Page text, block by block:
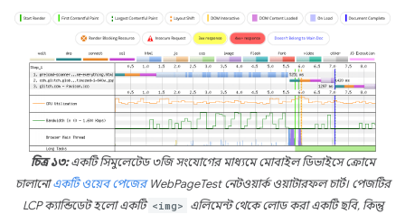
চিত্র ১৩:একটি সিমুলেটেড ৩জি সংযোগের মাধ্যমে মোবাইল ডিভাইসে ক্রোমে
চালানোএকটি ওয়েব পেজেরWebPageTest নেটওয়ার্ক ওয়াটারফল চার্ট। পেজটির
LCP ক্যান্ডিডেট হলো একটি <img> এলিমেন্ট থেকে লোড করা একটি ছবি, কিন্তু